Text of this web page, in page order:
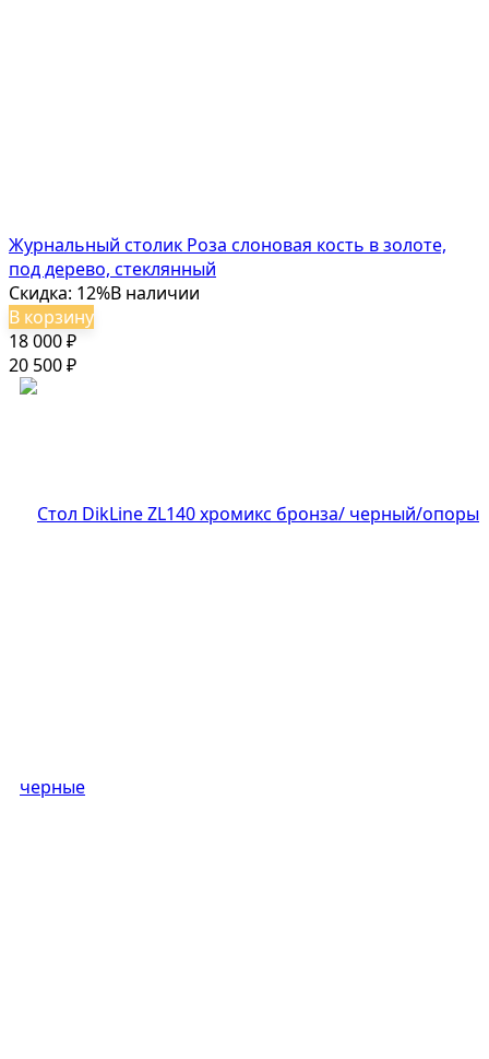
Журнальный столик Роза слоновая кость в золоте,
под дерево, стеклянный
Скидка: 12%В наличии
В корзину
18 000 ₽
20 500 ₽